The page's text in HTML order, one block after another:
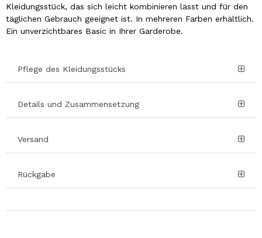
Kleidungsstück, das sich leicht kombinieren lässt und für den
täglichen Gebrauch geeignet ist. In mehreren Farben erhältlich.
Ein unverzichtbares Basic in Ihrer Garderobe.
Pflege des Kleidungsstücks
Details und Zusammensetzung
Versand
Rückgabe